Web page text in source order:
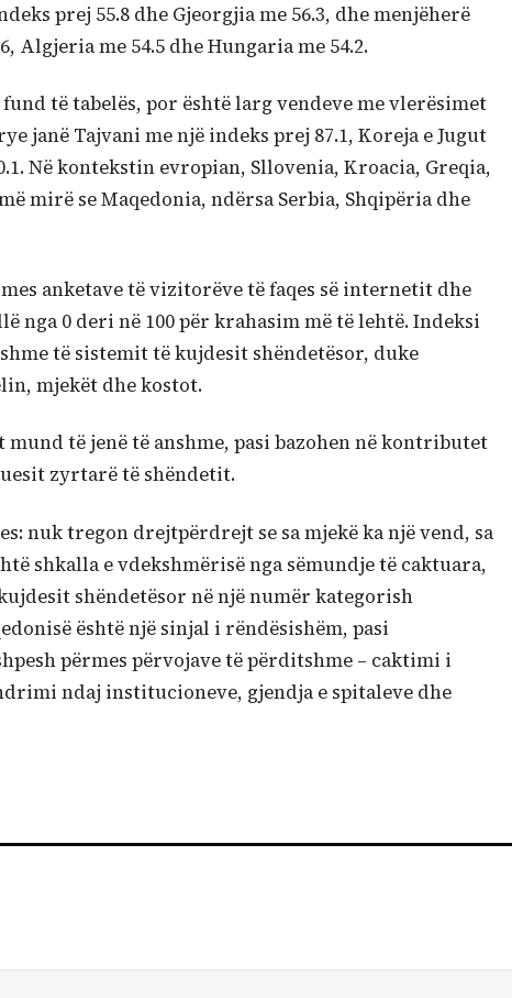
prej 55.8 dhe Gjeorgjia me 56.3, dhe menjëherë
Algjeria me 54.5 dhe Hungaria me 54.2.
të tabelës, por është larg vendeve me vlerësimet
janë Tajvani me një indeks prej 87.1, Koreja e Jugut
Në kontekstin evropian, Sllovenia, Kroacia, Greqia,
mirë se Maqedonia, ndërsa Serbia, Shqipëria dhe
anketave të vizitorëve të faqes së internetit dhe
nga 0 deri në 100 për krahasim më të lehtë. Indeksi
të sistemit të kujdesit shëndetësor, duke
mjekët dhe kostot.
të jenë të anshme, pasi bazohen në kontributet
zyrtarë të shëndetit.
nuk tregon drejtpërdrejt se sa mjekë ka një vend, sa
shkalla e vdekshmërisë nga sëmundje të caktuara,
shëndetësor në një numër kategorish
është një sinjal i rëndësishëm, pasi
përmes përvojave të përditshme – caktimi i
ndaj institucioneve, gjendja e spitaleve dhe